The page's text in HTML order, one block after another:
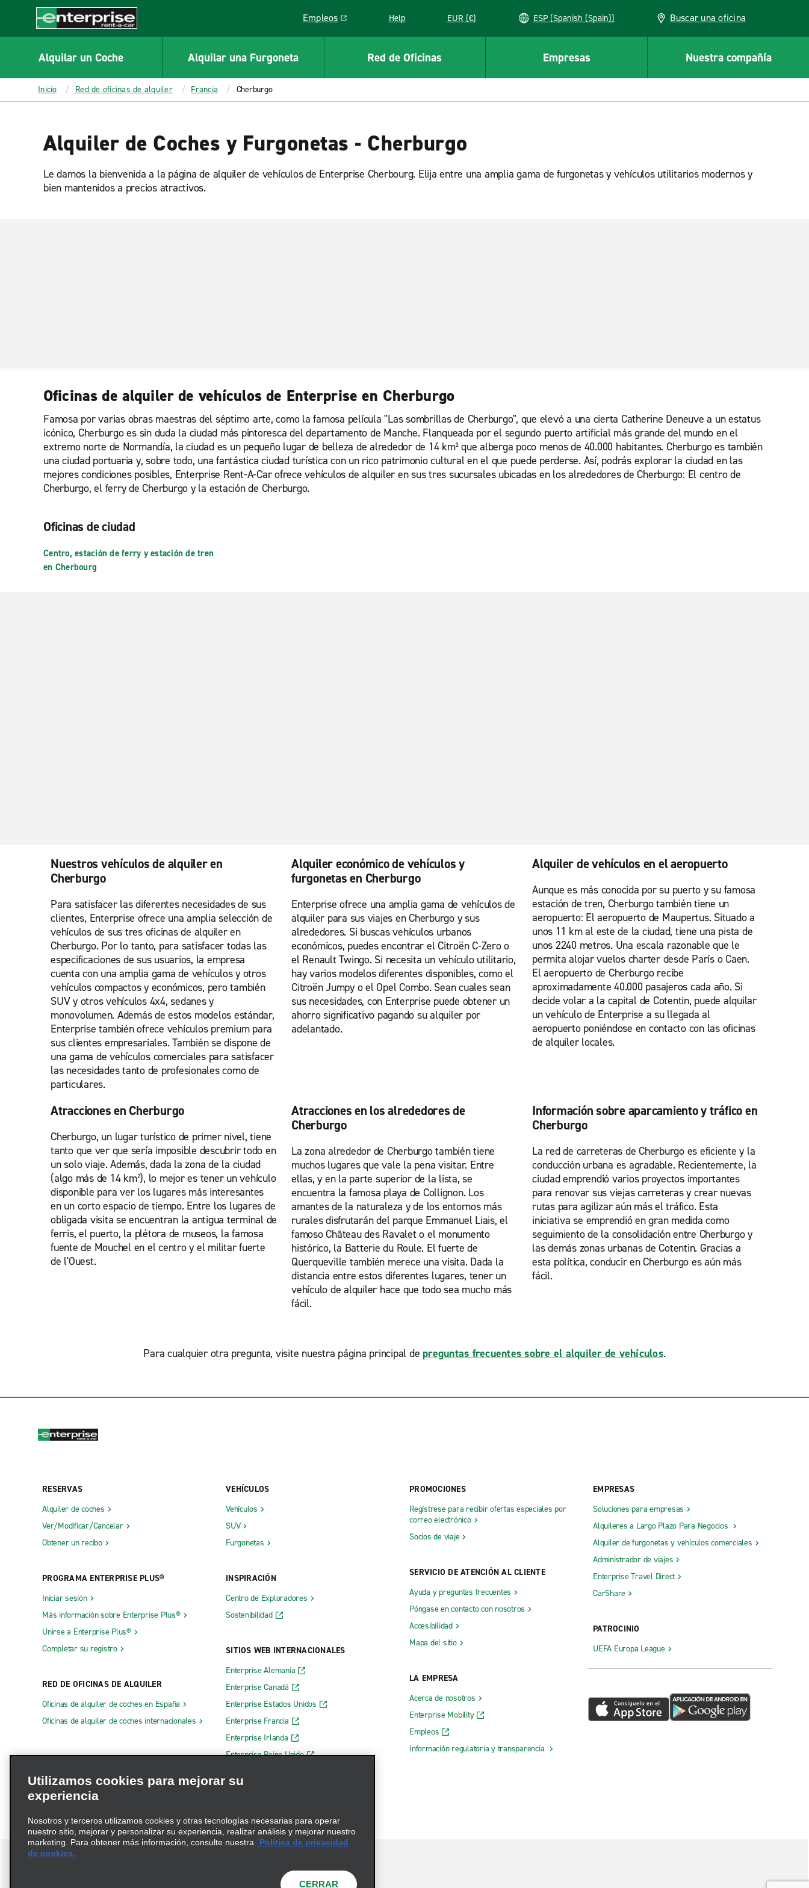
CONTENT
Enterprise
Empleos
Link opens in a new window
Help EUR (€) ESP (Spanish (Spain)) Buscar una oficina
Alquilar un Coche Alquilar una Furgoneta Red de Oficinas Empresas Nuestra compañía
Inicio Red de oficinas de alquiler Francia Cherburgo
Alquiler de Coches y Furgonetas - Cherburgo
Le damos la bienvenida a la página de alquiler de vehículos de Enterprise Cherbourg. Elija entre una amplia gama de furgonetas y vehículos utilitarios modernos y
bien mantenidos a precios atractivos.
Oficinas de alquiler de vehículos de Enterprise en Cherburgo
Famosa por varias obras maestras del séptimo arte, como la famosa película "Las sombrillas de Cherburgo", que elevó a una cierta Catherine Deneuve a un estatus
icónico, Cherburgo es sin duda la ciudad más pintoresca del departamento de Manche. Flanqueada por el segundo puerto artificial más grande del mundo en el
extremo norte de Normandía, la ciudad es un pequeño lugar de belleza de alrededor de 14 km² que alberga poco menos de 40.000 habitantes. Cherburgo es también
una ciudad portuaria y, sobre todo, una fantástica ciudad turística con un rico patrimonio cultural en el que puede perderse. Así, podrás explorar la ciudad en las
mejores condiciones posibles, Enterprise Rent-A-Car ofrece vehículos de alquiler en sus tres sucursales ubicadas en los alrededores de Cherburgo: El centro de
Cherburgo, el ferry de Cherburgo y la estación de Cherburgo.
Oficinas de ciudad
Centro, estación de ferry y estación de tren
en Cherbourg
Nuestros vehículos de alquiler en
Cherburgo
Para satisfacer las diferentes necesidades de sus
clientes, Enterprise ofrece una amplia selección de
vehículos de sus tres oficinas de alquiler en
Cherburgo. Por lo tanto, para satisfacer todas las
especificaciones de sus usuarios, la empresa
cuenta con una amplia gama de vehículos y otros
vehículos compactos y económicos, pero también
SUV y otros vehículos 4x4, sedanes y
monovolumen. Además de estos modelos estándar,
Enterprise también ofrece vehículos premium para
sus clientes empresariales. También se dispone de
una gama de vehículos comerciales para satisfacer
las necesidades tanto de profesionales como de
particulares.
Alquiler económico de vehículos y
furgonetas en Cherburgo
Enterprise ofrece una amplia gama de vehículos de
alquiler para sus viajes en Cherburgo y sus
alrededores. Si buscas vehículos urbanos
económicos, puedes encontrar el Citroën C-Zero o
el Renault Twingo. Si necesita un vehículo utilitario,
hay varios modelos diferentes disponibles, como el
Citroën Jumpy o el Opel Combo. Sean cuales sean
sus necesidades, con Enterprise puede obtener un
ahorro significativo pagando su alquiler por
adelantado.
Alquiler de vehículos en el aeropuerto
Aunque es más conocida por su puerto y su famosa
estación de tren, Cherburgo también tiene un
aeropuerto: El aeropuerto de Maupertus. Situado a
unos 11 km al este de la ciudad, tiene una pista de
unos 2240 metros. Una escala razonable que le
permita alojar vuelos charter desde París o Caen.
El aeropuerto de Cherburgo recibe
aproximadamente 40.000 pasajeros cada año. Si
decide volar a la capital de Cotentin, puede alquilar
un vehículo de Enterprise a su llegada al
aeropuerto poniéndose en contacto con las oficinas
de alquiler locales.
Atracciones en Cherburgo
Cherburgo, un lugar turístico de primer nivel, tiene
tanto que ver que sería imposible descubrir todo en
un solo viaje. Además, dada la zona de la ciudad
(algo más de 14 km²), lo mejor es tener un vehículo
disponible para ver los lugares más interesantes
en un corto espacio de tiempo. Entre los lugares de
obligada visita se encuentran la antigua terminal de
ferris, el puerto, la plétora de museos, la famosa
fuente de Mouchel en el centro y el militar fuerte
de l'Ouest.
Atracciones en los alrededores de
Cherburgo
La zona alrededor de Cherburgo también tiene
muchos lugares que vale la pena visitar. Entre
ellas, y en la parte superior de la lista, se
encuentra la famosa playa de Collignon. Los
amantes de la naturaleza y de los entornos más
rurales disfrutarán del parque Emmanuel Liais, el
famoso Château des Ravalet o el monumento
histórico, la Batterie du Roule. El fuerte de
Querqueville también merece una visita. Dada la
distancia entre estos diferentes lugares, tener un
vehículo de alquiler hace que todo sea mucho más
fácil.
Información sobre aparcamiento y tráfico en
Cherburgo
La red de carreteras de Cherburgo es eficiente y la
conducción urbana es agradable. Recientemente, la
ciudad emprendió varios proyectos importantes
para renovar sus viejas carreteras y crear nuevas
rutas para agilizar aún más el tráfico. Esta
iniciativa se emprendió en gran medida como
seguimiento de la consolidación entre Cherburgo y
las demás zonas urbanas de Cotentin. Gracias a
esta política, conducir en Cherburgo es aún más
fácil.
Para cualquier otra pregunta, visite nuestra página principal de preguntas frecuentes sobre el alquiler de vehículos.
RESERVAS
Alquiler de coches
Ver/Modificar/Cancelar
Obtener un recibo
PROGRAMA ENTERPRISE PLUS®
Iniciar sesión
Más información sobre Enterprise Plus®
Unirse a Enterprise Plus®
Completar su registro
RED DE OFICINAS DE ALQUILER
Oficinas de alquiler de coches en España
Oficinas de alquiler de coches internacionales
VEHÍCULOS
Vehículos
SUV
Furgonetas
INSPIRACIÓN
Centro de Exploradores
Sostenibilidad
SITIOS WEB INTERNACIONALES
Enterprise Alemania
Enterprise Canadá
Enterprise Estados Unidos
Enterprise Francia
Enterprise Irlanda
Enterprise Reino Unido
PROMOCIONES
Regístrese para recibir ofertas especiales por
correo electrónico
Socios de viaje
SERVICIO DE ATENCIÓN AL CLIENTE
Ayuda y preguntas frecuentes
Póngase en contacto con nosotros
Accesibilidad
Mapa del sitio
LA EMPRESA
Acerca de nosotros
Enterprise Mobility
Empleos
Información regulatoria y transparencia
EMPRESAS
Soluciones para empresas
Alquileres a Largo Plazo Para Negocios
Alquiler de furgonetas y vehículos comerciales
Administrador de viajes
Enterprise Travel Direct
CarShare
PATROCINIO
UEFA Europa League
Utilizamos cookies para mejorar su
experiencia
Nosotros y terceros utilizamos cookies y otras tecnologías necesarias para operar
nuestro sitio, mejorar y personalizar su experiencia, realizar análisis y mejorar nuestro
marketing. Para obtener más información, consulte nuestra
Política de privacidad
de cookies.
CERRAR